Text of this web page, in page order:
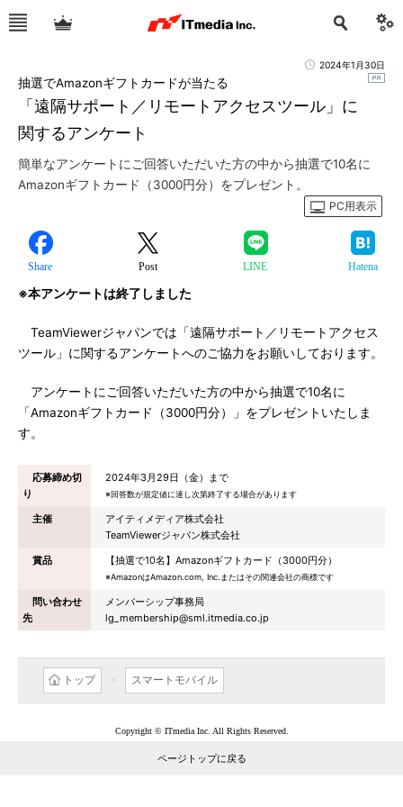
2024年1月30日
「遠隔サポート／リモートアクセスツール」に
関するアンケート
抽選でAmazonギフトカードが当たる
簡単なアンケートにご回答いただいた方の中から抽選で10名に
Amazonギフトカード（3000円分）をプレゼント。
PC用表示
Share Post LINE Hatena
※本アンケートは終了しました
TeamViewerジャパンでは「遠隔サポート／リモートアクセス
ツール」に関するアンケートへのご協力をお願いしております。
アンケートにご回答いただいた方の中から抽選で10名に
「Amazonギフトカード（3000円分）」をプレゼントいたしま
す。
応募締め切
り
2024年3月29日（金）まで
※回答数が規定値に達し次第終了する場合があります
主催
アイティメディア株式会社
TeamViewerジャパン株式会社
賞品
【抽選で10名】Amazonギフトカード（3000円分）
※AmazonはAmazon.com, Inc.またはその関連会社の商標です
問い合わせ
先
メンバーシップ事務局
lg_membership@sml.itmedia.co.jp
トップ スマートモバイル
Copyright © ITmedia Inc. All Rights Reserved.
ページトップに戻る